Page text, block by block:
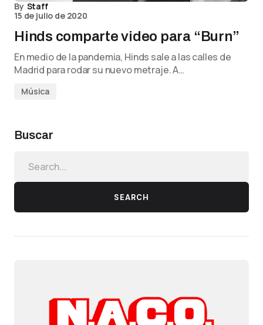
By Staff
15 de julio de 2020
Hinds comparte video para “Burn”
En medio de la pandemia, Hinds sale a las calles de
Madrid para rodar su nuevo metraje. A…
Música
Buscar
SEARCH